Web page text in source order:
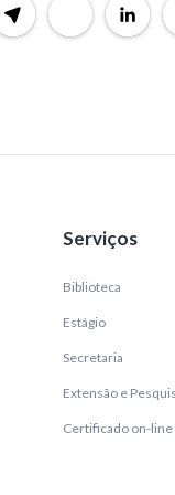
Serviços
Biblioteca
Estágio
Secretaria
Extensão e
Certificado on-line